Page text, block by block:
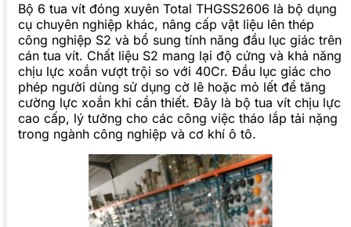
Bộ 6 tua vít đóng xuyên Total THGSS2606 là bộ dụng
cụ chuyên nghiệp khác, nâng cấp vật liệu lên thép
công nghiệp S2 và bổ sung tính năng đầu lục giác trên
cán tua vít. Chất liệu S2 mang lại độ cứng và khả năng
chịu lực xoắn vượt trội so với 40Cr. Đầu lục giác cho
phép người dùng sử dụng cờ lê hoặc mỏ lết để tăng
cường lực xoắn khi cần thiết. Đây là bộ tua vít chịu lực
cao cấp, lý tưởng cho các công việc tháo lắp tải nặng
trong ngành công nghiệp và cơ khí ô tô.